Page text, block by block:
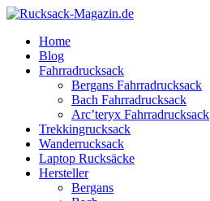
Home
Blog
Fahrradrucksack
Bergans Fahrradrucksack
Bach Fahrradrucksack
Arc’teryx Fahrradrucksack
Trekkingrucksack
Wanderrucksack
Laptop Rucksäcke
Hersteller
Bergans